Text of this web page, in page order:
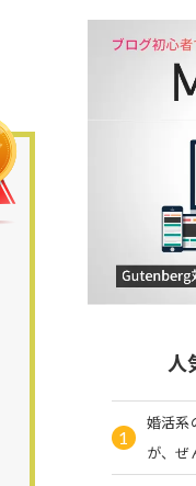
人
1
婚活系
が、ぜ